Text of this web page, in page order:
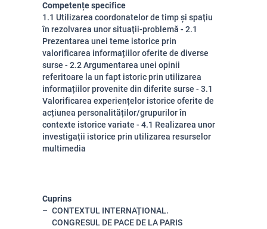
Competențe specifice
1.1 Utilizarea coordonatelor de timp și spațiu
în rezolvarea unor situații-problemă - 2.1
Prezentarea unei teme istorice prin
valorificarea informațiilor oferite de diverse
surse - 2.2 Argumentarea unei opinii
referitoare la un fapt istoric prin utilizarea
informațiilor provenite din diferite surse - 3.1
Valorificarea experiențelor istorice oferite de
acțiunea personalităților/grupurilor în
contexte istorice variate - 4.1 Realizarea unor
investigații istorice prin utilizarea resurselor
multimedia
Cuprins
CONTEXTUL INTERNAȚIONAL.
CONGRESUL DE PACE DE LA PARIS